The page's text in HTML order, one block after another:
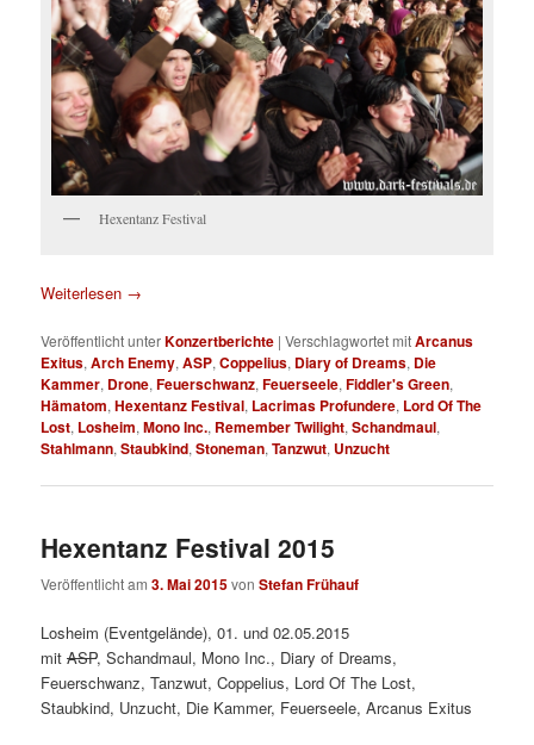
Hexentanz Festival
Weiterlesen →
Veröffentlicht unterKonzertberichte |Verschlagwortet mitArcanus
Exitus,Arch Enemy,ASP,Coppelius, Diary of Dreams, Die
Kammer, Drone,Feuerschwanz,Feuerseele,Fiddler's Green,
Hämatom,Hexentanz Festival, Lacrimas Profundere, Lord Of The
Lost, Losheim,Mono Inc., Remember Twilight,Schandmaul,
Stahlmann,Staubkind,Stoneman,Tanzwut, Unzucht
Hexentanz Festival 2015
Veröffentlicht am3. Mai 2015vonStefan Frühauf
Losheim (Eventgelände), 01. und 02.05.2015
mitASP, Schandmaul, Mono Inc., Diary of Dreams,
Feuerschwanz, Tanzwut, Coppelius, Lord Of The Lost,
Staubkind, Unzucht, Die Kammer, Feuerseele, Arcanus Exitus